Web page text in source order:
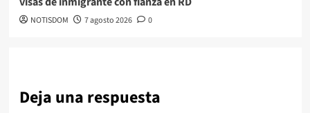
NOTISDOM 7 agosto 2026 0
Deja una respuesta